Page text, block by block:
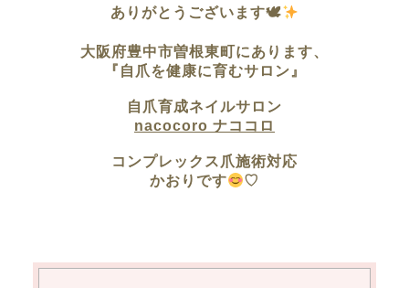
ありがとうございます🕊
大阪府豊中市曽根東町にあります、
『自爪を健康に育むサロン』
自爪育成ネイルサロン
nacocoro ナココロ
コンプレックス爪施術対応
かおりです
♡